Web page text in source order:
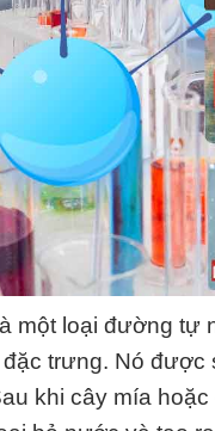
một loại đường
trưng. Nó được
khi cây mía